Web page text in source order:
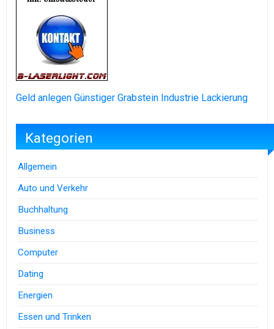
Geld anlegen Günstiger Grabstein Industrie Lackierung
Kategorien
Allgemein
Auto und Verkehr
Buchhaltung
Business
Computer
Dating
Energien
Essen und Trinken